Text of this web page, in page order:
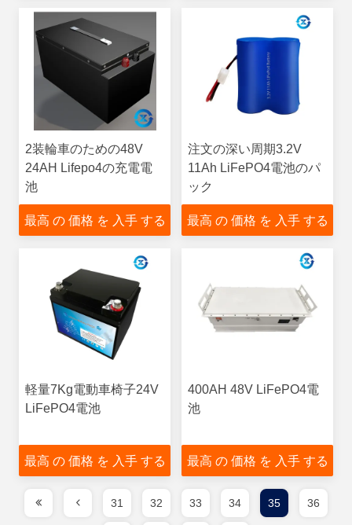
2装輪車のための48V
24AH Lifepo4の充電電
池
最高 の 価格 を 入手 する
注文の深い周期3.2V
11Ah LiFePO4電池のパ
ック
最高 の 価格 を 入手 する
軽量7Kg電動車椅子24V
LiFePO4電池
最高 の 価格 を 入手 する
400AH 48V LiFePO4電
池
最高 の 価格 を 入手 する
31 32 33 34 35 36